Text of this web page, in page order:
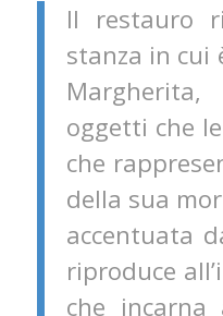
Il restauro
stanza in cui
oggetti che
che
della sua
accentuata
riproduce
che incarna